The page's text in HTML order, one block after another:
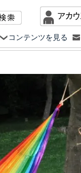
コンテンツを見る